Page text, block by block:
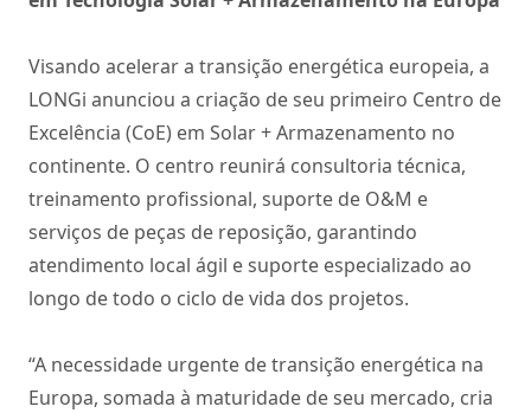
Visando acelerar a transição energética europeia, a
LONGi anunciou a criação de seu primeiro Centro de
Excelência (CoE) em Solar + Armazenamento no
continente. O centro reunirá consultoria técnica,
treinamento profissional, suporte de O&M e
serviços de peças de reposição, garantindo
atendimento local ágil e suporte especializado ao
longo de todo o ciclo de vida dos projetos.
“A necessidade urgente de transição energética na
Europa, somada à maturidade de seu mercado, cria